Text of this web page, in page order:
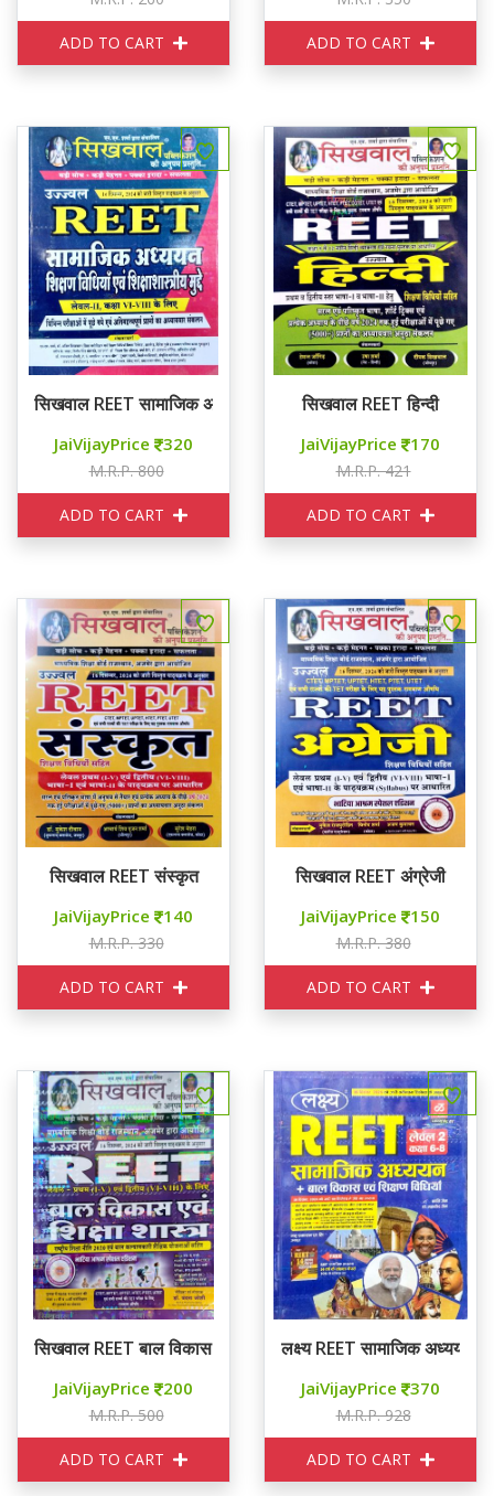
ADD TO CART ADD TO CART
सिखवाल REET सामाजिक अध्ययन शिक्षण विधियाँ एवं शिक्षा शास्त्रीय मुद्दे
JaiVijayPrice 320
M.R.P. 800
ADD TO CART
सिखवाल REET हिन्दी
JaiVijayPrice 170
M.R.P. 421
ADD TO CART
सिखवाल REET संस्कृत
JaiVijayPrice 140
M.R.P. 330
ADD TO CART
सिखवाल REET अंग्रेजी
JaiVijayPrice 150
M.R.P. 380
ADD TO CART
सिखवाल REET बाल विकास एवं शिक्षा शास्त्र
JaiVijayPrice 200
M.R.P. 500
ADD TO CART
लक्ष्य REET सामाजिक अध्ययन +
JaiVijayPrice 370
M.R.P. 928
ADD TO CART